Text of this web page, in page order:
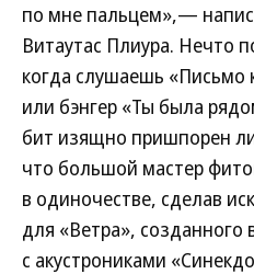
по мне пальцем»,—
Витаутас Плиура. Нечто
когда слушаешь
или бэнгер «Ты была
бит изящно пришпорен
что большой мастер
в одиночестве, сделав
для «Ветра», созданного
с акустрониками